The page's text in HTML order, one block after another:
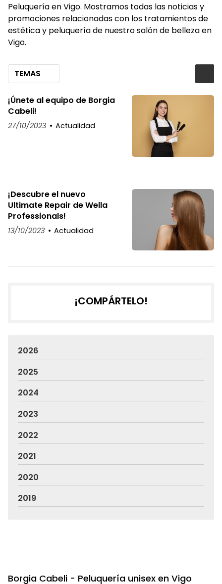
Peluquería en Vigo. Mostramos todas las noticias y
promociones relacionadas con los tratamientos de
estética y peluquería de nuestro salón de belleza en
Vigo.
TEMAS
¡Únete al equipo de Borgia
Cabeli!
27/10/2023 Actualidad
¡Descubre el nuevo
Ultimate Repair de Wella
Professionals!
13/10/2023 Actualidad
¡COMPÁRTELO!
2026
2025
2024
2023
2022
2021
2020
2019
Borgia Cabeli - Peluquería unisex en Vigo